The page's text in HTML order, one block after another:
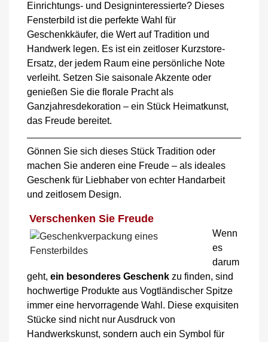
Einrichtungs- und Designinteressierte? Dieses
Fensterbild ist die perfekte Wahl für
Geschenkkäufer, die Wert auf Tradition und
Handwerk legen. Es ist ein zeitloser Kurzstore-
Ersatz, der jedem Raum eine persönliche Note
verleiht. Setzen Sie saisonale Akzente oder
genießen Sie die florale Pracht als
Ganzjahresdekoration – ein Stück Heimatkunst,
das Freude bereitet.
Gönnen Sie sich dieses Stück Tradition oder
machen Sie anderen eine Freude – als ideales
Geschenk für Liebhaber von echter Handarbeit
und zeitlosem Design.
Verschenken Sie Freude
Wenn
es
darum
geht, ein besonderes Geschenk zu finden, sind
hochwertige Produkte aus Vogtländischer Spitze
immer eine hervorragende Wahl. Diese exquisiten
Stücke sind nicht nur Ausdruck von
Handwerkskunst, sondern auch ein Symbol für